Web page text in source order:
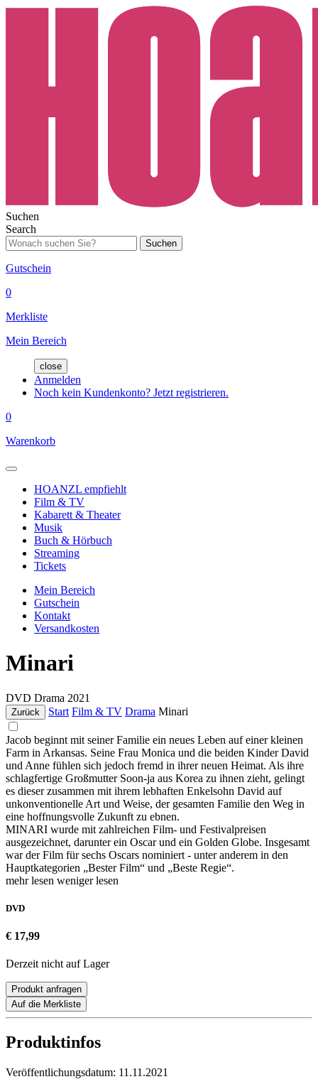
Suchen
Search
Suchen
Gutschein
0
Merkliste
Mein Bereich
close
Anmelden
Noch kein Kundenkonto? Jetzt registrieren.
0
Warenkorb
HOANZL empfiehlt
Film & TV
Kabarett & Theater
Musik
Buch & Hörbuch
Streaming
Tickets
Mein Bereich
Gutschein
Kontakt
Versandkosten
Minari
DVD Drama 2021
Zurück Start Film & TV Drama Minari
Jacob beginnt mit seiner Familie ein neues Leben auf einer kleinen
Farm in Arkansas. Seine Frau Monica und die beiden Kinder David
und Anne fühlen sich jedoch fremd in ihrer neuen Heimat. Als ihre
schlagfertige Großmutter Soon-ja aus Korea zu ihnen zieht, gelingt
es dieser zusammen mit ihrem lebhaften Enkelsohn David auf
unkonventionelle Art und Weise, der gesamten Familie den Weg in
eine hoffnungsvolle Zukunft zu ebnen.
MINARI wurde mit zahlreichen Film- und Festivalpreisen
ausgezeichnet, darunter ein Oscar und ein Golden Globe. Insgesamt
war der Film für sechs Oscars nominiert - unter anderem in den
Hauptkategorien „Bester Film“ und „Beste Regie“.
mehr lesen weniger lesen
DVD
€ 17,99
Derzeit nicht auf Lager
Produkt anfragen
Auf die Merkliste
Produktinfos
Veröffentlichungsdatum: 11.11.2021